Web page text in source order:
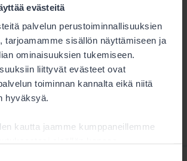
evästeitä
palvelun perustoiminnallisuuksien
tarjoamamme sisällön näyttämiseen ja
ominaisuuksien tukemiseen.
liittyvät evästeet ovat
toiminnan kannalta eikä niitä
hyväksyä.
kautta jaamme kumppaneillemme
tulee aina tarkistaa lupaehdot